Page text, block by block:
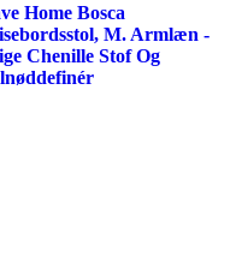
Home Bosca
M. Armlæn -
Chenille Stof Og